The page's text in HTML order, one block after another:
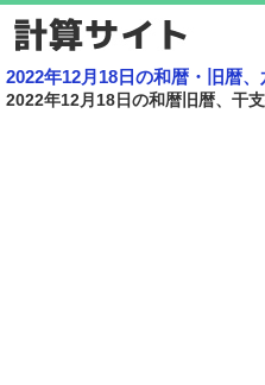
2022年12月18日の和暦・旧暦
2022年12月18日の和暦旧暦、干